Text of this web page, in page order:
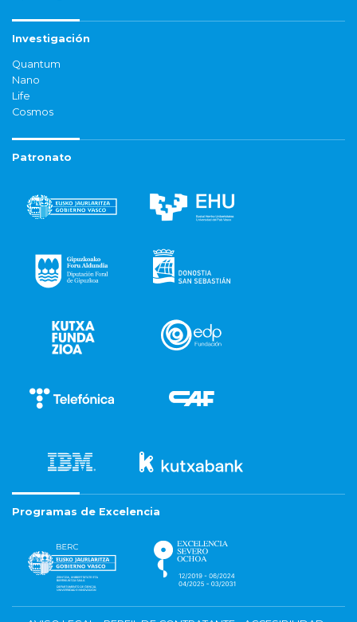
Investigación
Quantum
Nano
Life
Cosmos
Patronato
Programas de Excelencia